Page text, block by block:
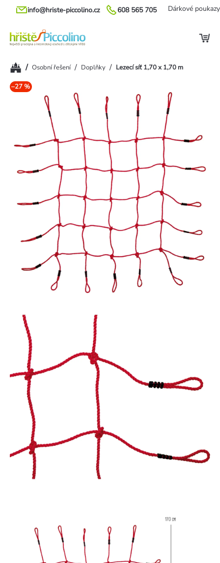
Přejít
608 565 705
info@hriste-piccolino.cz Dárkové poukazy
Domů/ Osobní řešení / Doplňky / Lezecí síť 1,70 x 1,70 m
–27 %